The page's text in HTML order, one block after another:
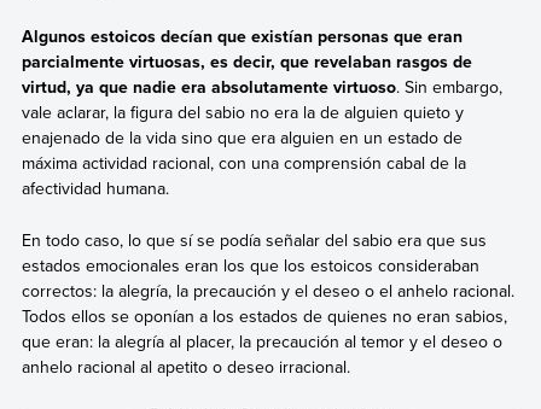
Algunos estoicos decían que existían personas que eran
parcialmente virtuosas, es decir, que revelaban rasgos de
virtud, ya que nadie era absolutamente virtuoso. Sin embargo,
vale aclarar, la figura del sabio no era la de alguien quieto y
enajenado de la vida sino que era alguien en un estado de
máxima actividad racional, con una comprensión cabal de la
afectividad humana.
En todo caso, lo que sí se podía señalar del sabio era que sus
estados emocionales eran los que los estoicos consideraban
correctos: la alegría, la precaución y el deseo o el anhelo racional.
Todos ellos se oponían a los estados de quienes no eran sabios,
que eran: la alegría al placer, la precaución al temor y el deseo o
anhelo racional al apetito o deseo irracional.